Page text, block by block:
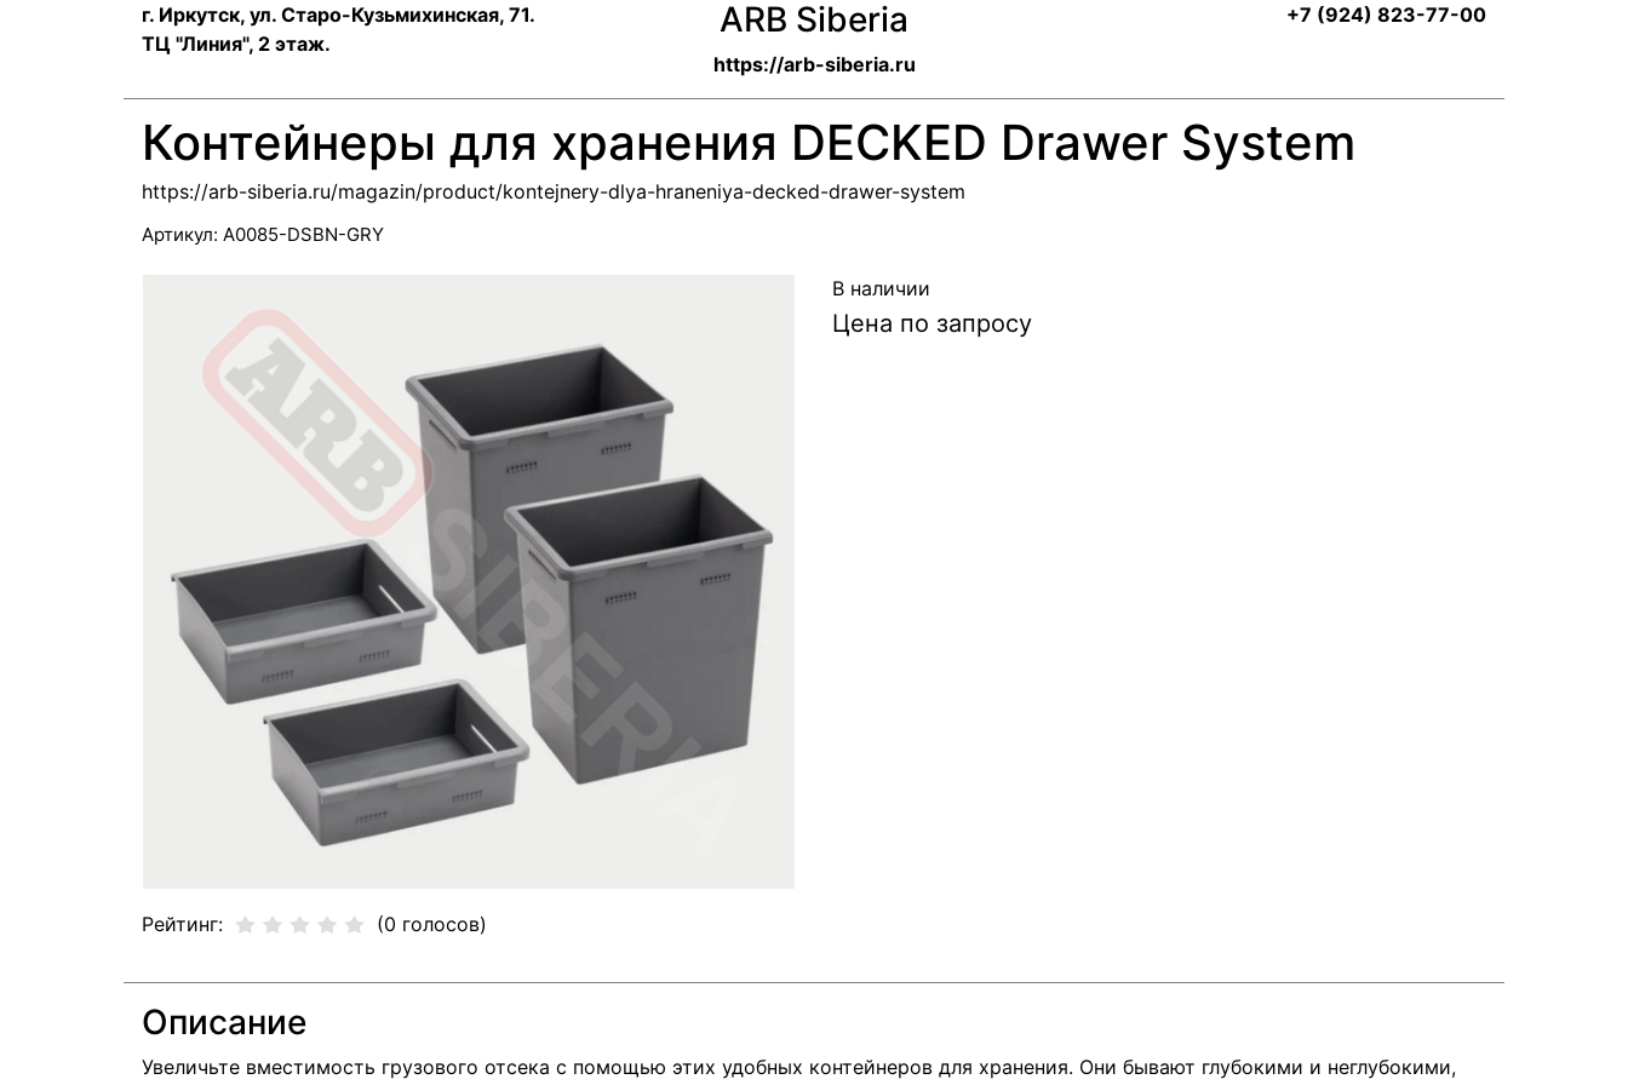
г. Иркутск, ул. ​Старо-Кузьмихинская, 71.
ТЦ "Линия", 2 этаж.
ARB Siberia
https://arb-siberia.ru
+7 (924) 823-77-00
Контейнеры для хранения DECKED Drawer System
https://arb-siberia.ru/magazin/product/kontejnery-dlya-hraneniya-decked-drawer-system
Артикул: A0085-DSBN-GRY
Рейтинг: (0 голосов)
В наличии
Цена по запросу
Описание
Увеличьте вместимость грузового отсека с помощью этих удобных контейнеров для хранения. Они бывают глубокими и неглубокими,